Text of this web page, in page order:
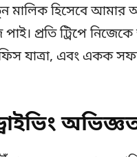
হিসেবে আমার
প্রতি ট্রিপে
যাত্রা, এবং একক